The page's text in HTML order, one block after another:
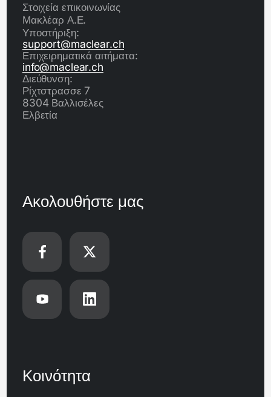
Στοιχεία επικοινωνίας
Μακλέαρ Α.Ε.
Υποστήριξη:
support@maclear.ch
Επιχειρηματικά αιτήματα:
info@maclear.ch
Διεύθυνση:
Ρίχτστρασσε 7
8304 Βαλλισέλες
Ελβετία
Ακολουθήστε μας
Κοινότητα